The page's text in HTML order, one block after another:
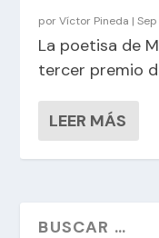
porVíctor Pineda |Sep
La poetisa de
tercer premio
LEER MÁS